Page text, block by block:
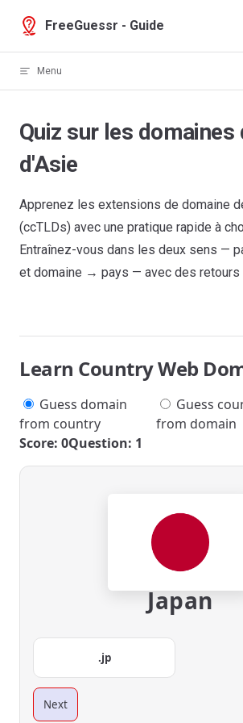
Skip to content
FreeGuessr - Guide
Menu
Quiz sur les domaines
d'Asie
Apprenez les extensions de domaine
(ccTLDs) avec une pratique rapide à
Entraînez-vous dans les deux sens —
et domaine → pays — avec des retours
Learn Country Web
Guess domain
from country
Guess
from domain
Score: 0Question: 1
Japan
.jp
Next